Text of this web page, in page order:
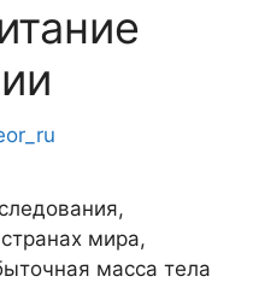
мира,
масса тела